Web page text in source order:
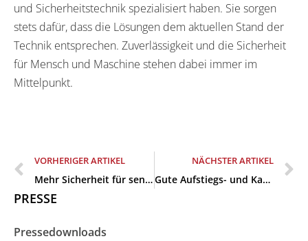
und Sicherheitstechnik spezialisiert haben. Sie sorgen
stets dafür, dass die Lösungen dem aktuellen Stand der
Technik entsprechen. Zuverlässigkeit und die Sicherheit
für Mensch und Maschine stehen dabei immer im
Mittelpunkt.
VORHERIGER ARTIKEL
Mehr Sicherheit für sensible Unternehmensbereiche und -daten
NÄCHSTER ARTIKEL
Gute Aufstiegs- und Karrierechancen mit der Ausbildung bei Backens Systems
PRESSE
Pressedownloads